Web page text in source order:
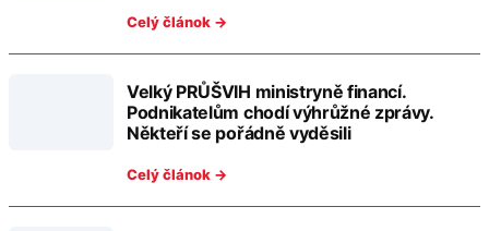
Celý článok →
Velký PRŮŠVIH ministryně financí.
Podnikatelům chodí výhrůžné zprávy.
Někteří se pořádně vyděsili
Celý článok →